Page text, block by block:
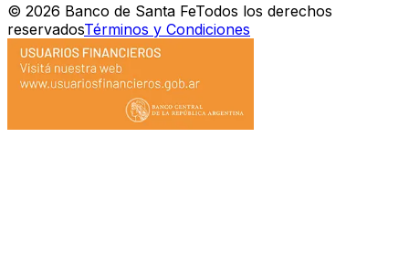
© 2026 Banco de Santa FeTodos los derechos
reservadosTérminos y Condiciones